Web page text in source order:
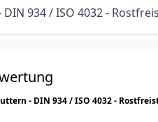
934 / ISO 4032 -
- DIN 934 / ISO 4032 -